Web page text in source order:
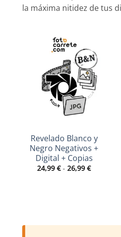
la máxima nitidez de tus
Revelado Blanco y
Negro Negativos +
Digital + Copias
24,99 € - 26,99 €Rango
de